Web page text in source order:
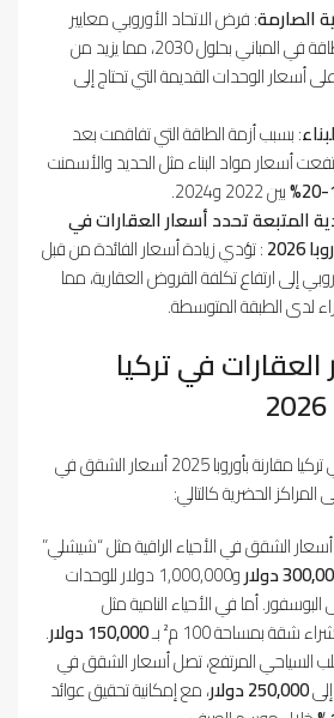
الصارمة: فرض الاتحاد الأوروبي معايير
جديدة لكفاءة الطاقة في المباني بحلول 2030، مما يزيد من
على أسعار الوحدات القديمة التي تحتاج إلى
: بسبب أزمة الطاقة التي تفاقمت بعد
أسعار مواد البناء مثل الحديد والأسمنت
بين 2022 و2024.
المتبعة تحدد أسعار العقارات في
: تؤدي زيادة أسعار الفائدة من قبل
إلى ارتفاع تكلفة القروض العقارية، مما
لدى الطبقة المتوسطة.
في تركيا
تتضمن أسعار العقارات في تركيا مقارنة بأوروبا 2025 أسعار الشقق في
الحضرية كالتالي:
أسعار الشقق في الأحياء الراقية مثل “شيشلي”
دولار
و1,000,000 دولار للوحدات
أما في الأحياء النامية مثل
شقة بمساحة 100 م² بـ
150,000 دولار
.
السياحي المرتفع، تصل أسعار الشقق في
250,000 دولار
، مع إمكانية تحقيق عوائد